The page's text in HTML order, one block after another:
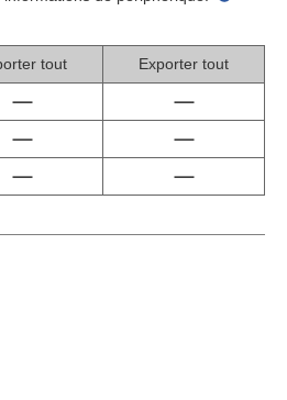
tout Exporter tout